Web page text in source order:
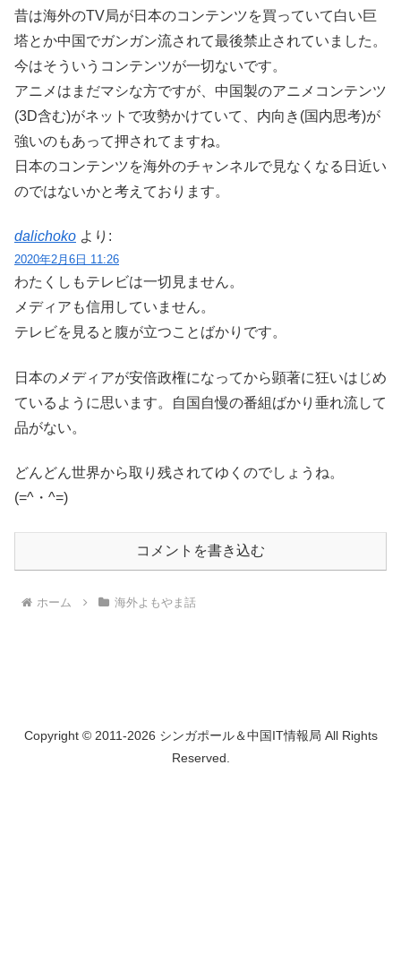
昔は海外のTV局が日本のコンテンツを買っていて白い巨
塔とか中国でガンガン流されて最後禁止されていました。
今はそういうコンテンツが一切ないです。
アニメはまだマシな方ですが、中国製のアニメコンテンツ
(3D含む)がネットで攻勢かけていて、内向き(国内思考)が
強いのもあって押されてますね。
日本のコンテンツを海外のチャンネルで見なくなる日近い
のではないかと考えております。
dalichoko より:
2020年2月6日 11:26
わたくしもテレビは一切見ません。
メディアも信用していません。
テレビを見ると腹が立つことばかりです。
日本のメディアが安倍政権になってから顕著に狂いはじめ
ているように思います。自国自慢の番組ばかり垂れ流して
品がない。
どんどん世界から取り残されてゆくのでしょうね。
(=^・^=)
コメントを書き込む
ホーム 海外よもやま話
Copyright © 2011-2026 シンガポール＆中国IT情報局 All Rights
Reserved.